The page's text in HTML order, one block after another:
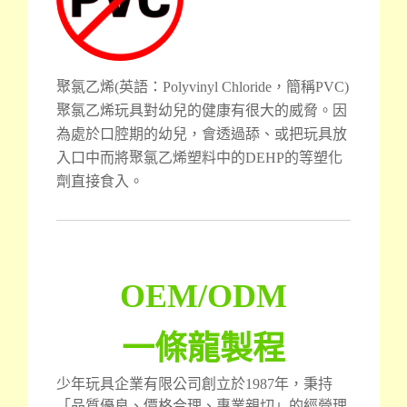
聚氯乙烯(英語：Polyvinyl Chloride，簡稱PVC)
聚氯乙烯玩具對幼兒的健康有很大的威脅。因
為處於口腔期的幼兒，會透過舔、或把玩具放
入口中而將聚氯乙烯塑料中的DEHP的等塑化
劑直接食入。
OEM/ODM
一條龍製程
少年玩具企業有限公司創立於1987年，秉持